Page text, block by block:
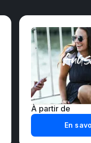
À partir de
En